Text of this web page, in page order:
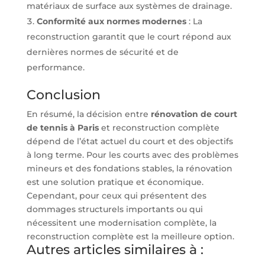
matériaux de surface aux systèmes de drainage.
Conformité aux normes modernes: La
reconstruction garantit que le court répond aux
dernières normes de sécurité et de
performance.
Conclusion
En résumé, la décision entre rénovation de court
de tennis à Pariset reconstruction complète
dépend de l’état actuel du court et des objectifs
à long terme. Pour les courts avec des problèmes
mineurs et des fondations stables, la rénovation
est une solution pratique et économique.
Cependant, pour ceux qui présentent des
dommages structurels importants ou qui
nécessitent une modernisation complète, la
reconstruction complète est la meilleure option.
Autres articles similaires à :